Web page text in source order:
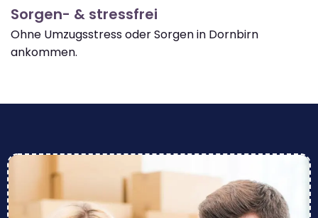
Sorgen- & stressfrei
Ohne Umzugsstress oder Sorgen in Dornbirn
ankommen.